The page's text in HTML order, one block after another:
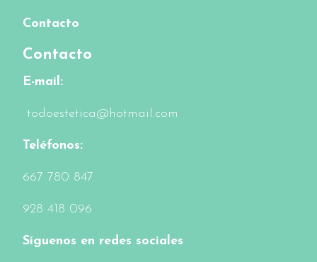
Contacto
Contacto
E-mail:
todoestetica@hotmail.com
Teléfonos:
667 780 847
928 418 096
Síguenos en redes sociales